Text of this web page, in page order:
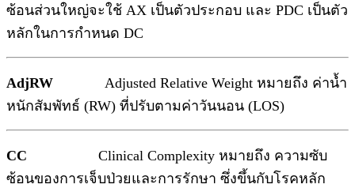
ซ้อนส่วนใหญ่จะใช้ AX เป็นตัวประกอบ และ PDC เป็นตัว
หลักในการกำหนด DC
AdjRW Adjusted Relative Weight หมายถึง ค่าน้ำ
หนักสัมพัทธ์ (RW) ที่ปรับตามค่าวันนอน (LOS)
CC Clinical Complexity หมายถึง ความซับ
ซ้อนของการเจ็บป่วยและการรักษา ซึ่งขึ้นกับโรคหลัก